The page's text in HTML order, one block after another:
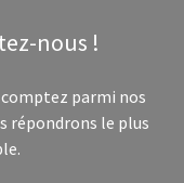
nous !
parmi nos
répondrons le plus